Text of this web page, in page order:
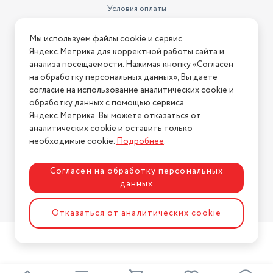
цветной TFT, 65.54 тыс цветов
Тип мелодий
полифонические
Число пикселей на дюйм (PPI)
126
Стандарт
GSM 900/1800
Размеры (ШxВxТ)
48x100x14 мм
Материал корпуса
пластик
Тыловая фотокамера
нет
Слот для карт памяти
есть, объемом до 16 Гб
Размер изображения
128x128
Тип аккумулятора/батареек
Li-Ion
Условия оплаты
Условия возврата
Нашли ошибку на сайте? Напишите нам
2026 © Интернет-магазин "АстМаркет". У нас есть всё!
Политика конфиденциальности
Разработка сайтаASTDESIGN
Мы используем файлы cookie и сервис
Яндекс.Метрика для корректной работы сайта и
анализа посещаемости. Нажимая кнопку «Согласен
на обработку персональных данных», Вы даете
согласие на использование аналитических cookie и
обработку данных с помощью сервиса
Яндекс.Метрика. Вы можете отказаться от
аналитических cookie и оставить только
необходимые cookie.Подробнее.
Согласен на обработку персональных
данных
Отказаться от аналитических cookie